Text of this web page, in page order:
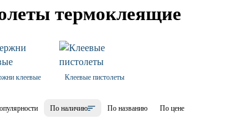
термоклеящие
клеевые Клеевые пистолеты
По наличию По названию По цене